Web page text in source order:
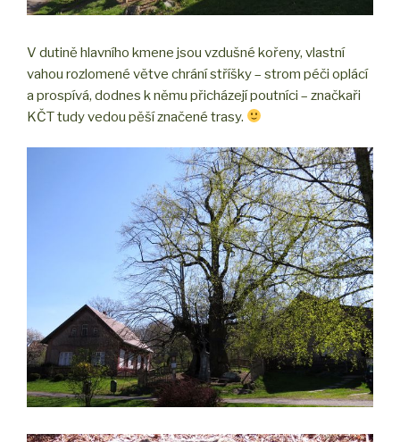
V dutině hlavního kmene jsou vzdušné kořeny, vlastní
vahou rozlomené větve chrání stříšky – strom péči oplácí
a prospívá, dodnes k němu přicházejí poutníci – značkaři
KČT tudy vedou pěší značené trasy.